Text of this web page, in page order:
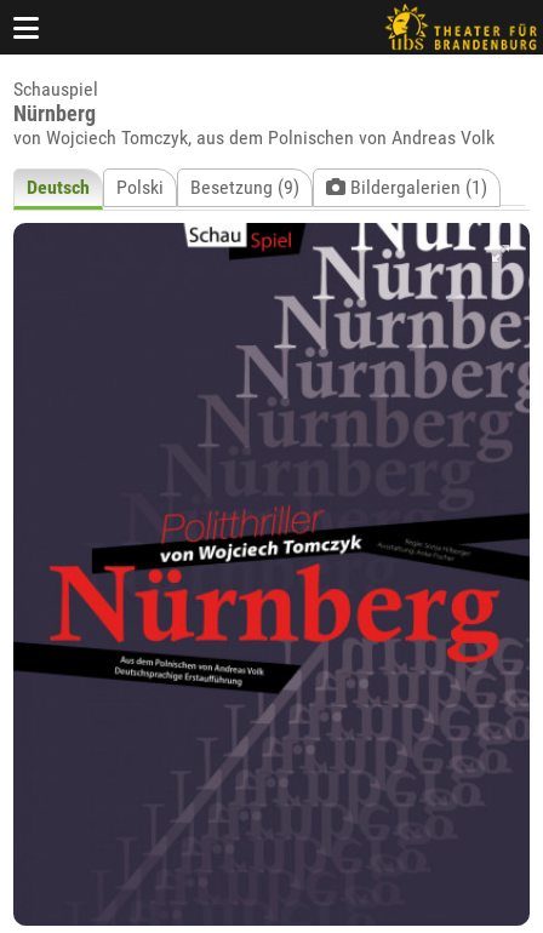
Schauspiel
Nürnberg
von Wojciech Tomczyk, aus dem Polnischen von Andreas Volk
Deutsch Polski Besetzung (9) Bildergalerien (1)